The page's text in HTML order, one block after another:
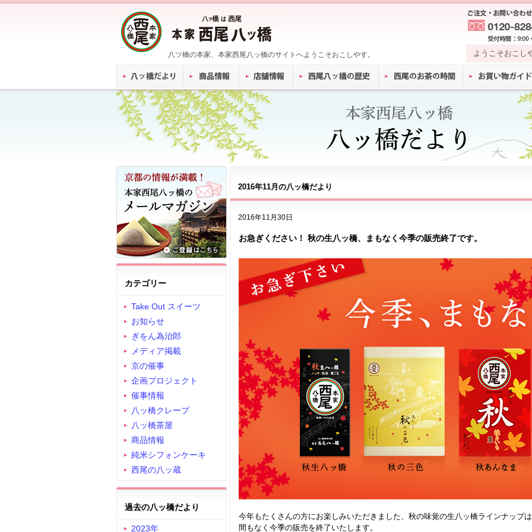
八ツ橋の本家、本家西尾八ッ橋のサイトへようこそおこしやす。 ようこそおこし
カテゴリー
Take Out スイーツ
お知らせ
ぎをん為治郎
メディア掲載
京の催事
企画プロジェクト
催事情報
八ッ橋クレープ
八ッ橋茶屋
商品情報
純米シフォンケーキ
西尾の八ッ蔵
過去の八ッ橋だより
2023年
2016年11月の八ッ橋だより
2016年11月30日
お急ぎください！ 秋の生八ッ橋、まもなく今季の販売終了です。
今年もたくさんの方にお楽しみいただきました、秋の味覚の生八ッ橋ラインナップ
間もなく今季の販売を終了いたします。